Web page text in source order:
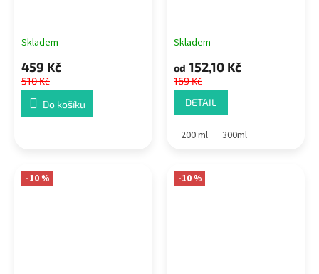
Skladem
459 Kč
510 Kč
Do košíku
Skladem
od 152,10 Kč
169 Kč
DETAIL
200 ml 300ml
-10 % -10 %